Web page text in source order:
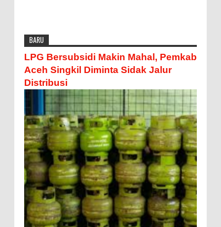
BARU
LPG Bersubsidi Makin Mahal, Pemkab
Aceh Singkil Diminta Sidak Jalur
Distribusi